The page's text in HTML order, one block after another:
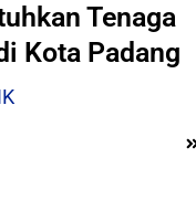
Tenaga
Kota Padang